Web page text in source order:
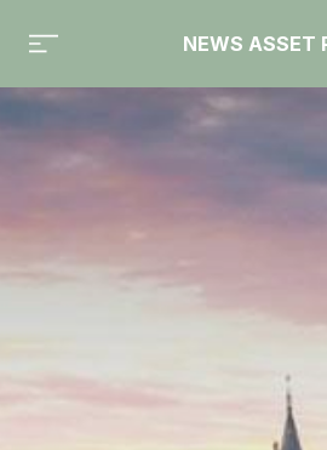
NEWS ASSET
Toute l'actualité sur le tag